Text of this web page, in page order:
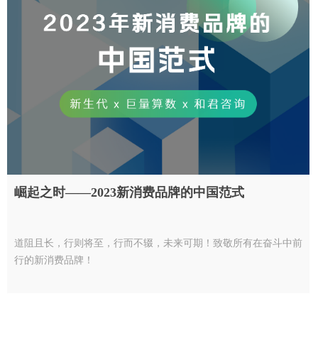
崛起之时——2023新消费品牌的中国范式
道阻且长，行则将至，行而不辍，未来可期！致敬所有在奋斗中前
行的新消费品牌！